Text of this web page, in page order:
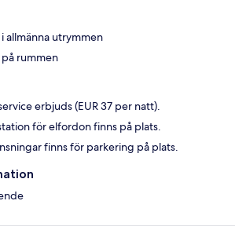
allmänna utrymmen
rummen
erbjuds (EUR 37 per natt).
för elfordon finns på plats.
finns för parkering på plats.